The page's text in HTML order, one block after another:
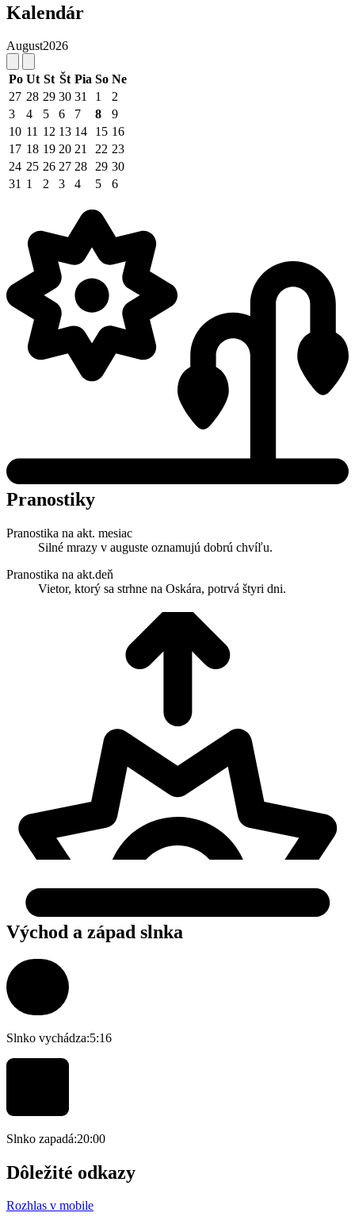
Kalendár
August2026
Po Ut St Št Pia So Ne
27 28 29 30 31 1
2
3
4 5 6 7 8
9
10 11 12 13 14 15 16
17 18 19 20 21 22 23
24 25 26 27 28 29 30
31 1 2 3 4 5 6
Pranostiky
Pranostika na akt. mesiac
Silné mrazy v auguste oznamujú dobrú chvíľu.
Pranostika na akt.deň
Vietor, ktorý sa strhne na Oskára, potrvá štyri dni.
Východ a západ slnka
Slnko vychádza:5:16
Slnko zapadá:20:00
Dôležité odkazy
Rozhlas v mobile